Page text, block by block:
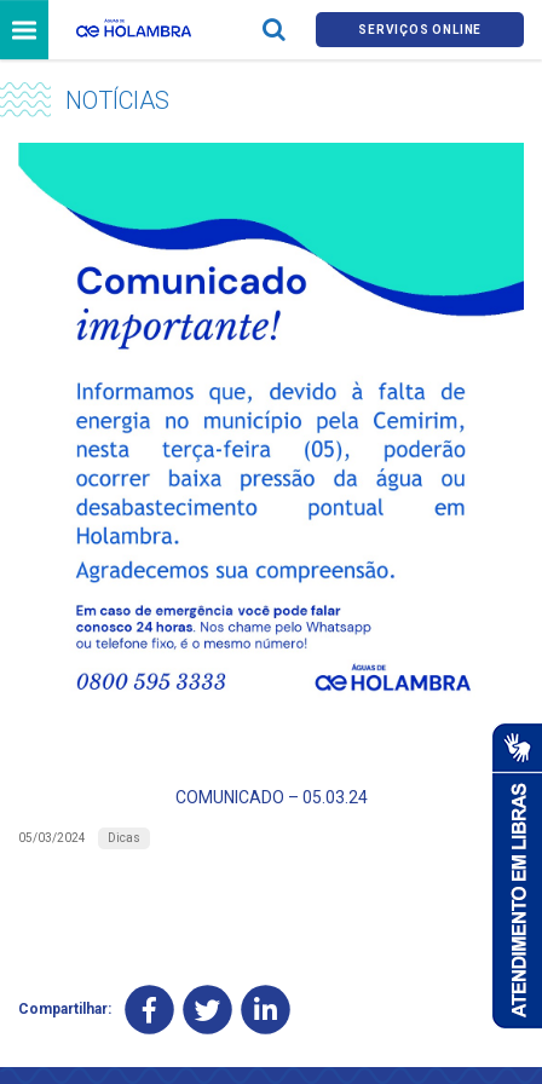
SERVIÇOS ONLINE
NOTÍCIAS
COMUNICADO – 05.03.24
05/03/2024 Dicas
Compartilhar: